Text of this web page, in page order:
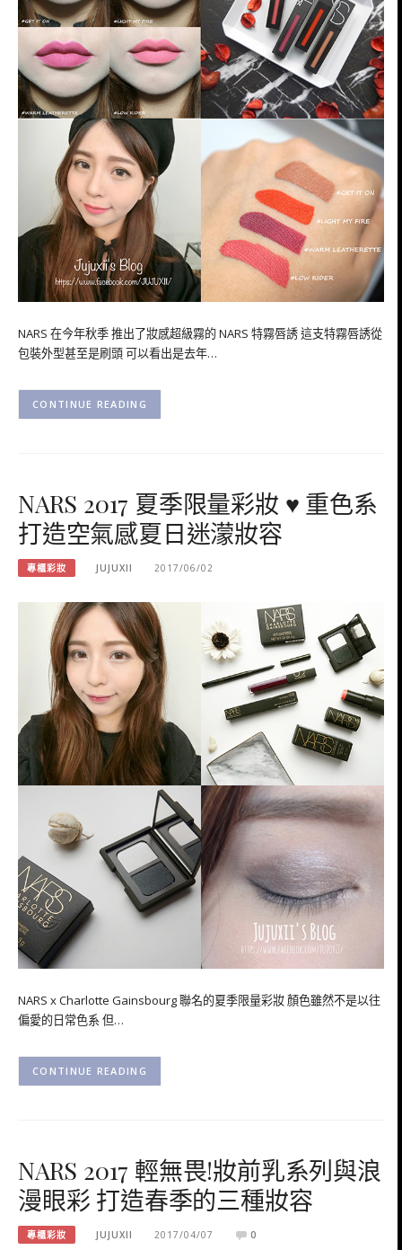
NARS 在今年秋季 推出了妝感超級霧的 NARS 特霧唇誘 這支特霧唇誘從
包裝外型甚至是刷頭 可以看出是去年…
CONTINUE READING
NARS 2017 夏季限量彩妝 ♥ 重色系
打造空氣感夏日迷濛妝容
專櫃彩妝 JUJUXII 2017/06/02
NARS x Charlotte Gainsbourg 聯名的夏季限量彩妝 顏色雖然不是以往
偏愛的日常色系 但…
CONTINUE READING
NARS 2017 輕無畏!妝前乳系列與浪
漫眼彩 打造春季的三種妝容
專櫃彩妝 JUJUXII 2017/04/07 0